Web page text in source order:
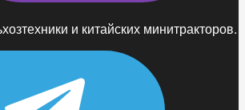
и китайских минитракторов.